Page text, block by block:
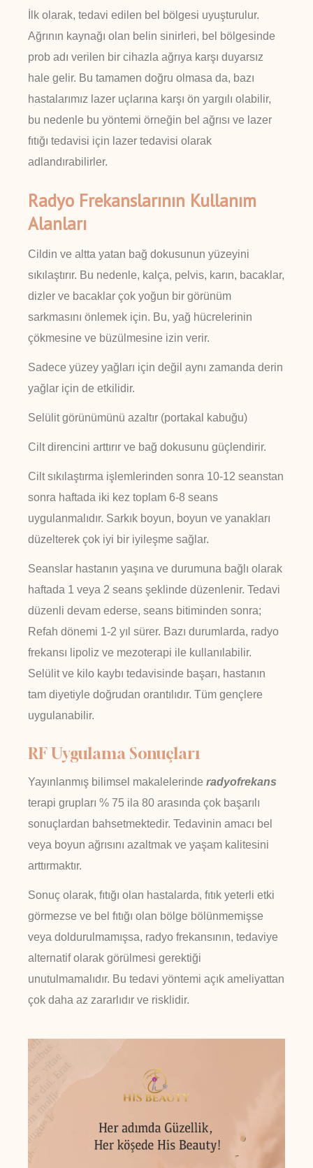
İlk olarak, tedavi edilen bel bölgesi uyuşturulur.
Ağrının kaynağı olan belin sinirleri, bel bölgesinde
prob adı verilen bir cihazla ağrıya karşı duyarsız
hale gelir. Bu tamamen doğru olmasa da, bazı
hastalarımız lazer uçlarına karşı ön yargılı olabilir,
bu nedenle bu yöntemi örneğin bel ağrısı ve lazer
fıtığı tedavisi için lazer tedavisi olarak
adlandırabilirler.
Radyo Frekanslarının Kullanım
Alanları
Cildin ve altta yatan bağ dokusunun yüzeyini
sıkılaştırır. Bu nedenle, kalça, pelvis, karın, bacaklar,
dizler ve bacaklar çok yoğun bir görünüm
sarkmasını önlemek için. Bu, yağ hücrelerinin
çökmesine ve büzülmesine izin verir.
Sadece yüzey yağları için değil aynı zamanda derin
yağlar için de etkilidir.
Selülit görünümünü azaltır (portakal kabuğu)
Cilt direncini arttırır ve bağ dokusunu güçlendirir.
Cilt sıkılaştırma işlemlerinden sonra 10-12 seanstan
sonra haftada iki kez toplam 6-8 seans
uygulanmalıdır. Sarkık boyun, boyun ve yanakları
düzelterek çok iyi bir iyileşme sağlar.
Seanslar hastanın yaşına ve durumuna bağlı olarak
haftada 1 veya 2 seans şeklinde düzenlenir. Tedavi
düzenli devam ederse, seans bitiminden sonra;
Refah dönemi 1-2 yıl sürer. Bazı durumlarda, radyo
frekansı lipoliz ve mezoterapi ile kullanılabilir.
Selülit ve kilo kaybı tedavisinde başarı, hastanın
tam diyetiyle doğrudan orantılıdır. Tüm gençlere
uygulanabilir.
RF Uygulama Sonuçları
Yayınlanmış bilimsel makalelerinde radyofrekans
terapi grupları % 75 ila 80 arasında çok başarılı
sonuçlardan bahsetmektedir. Tedavinin amacı bel
veya boyun ağrısını azaltmak ve yaşam kalitesini
arttırmaktır.
Sonuç olarak, fıtığı olan hastalarda, fıtık yeterli etki
görmezse ve bel fıtığı olan bölge bölünmemişse
veya doldurulmamışsa, radyo frekansının, tedaviye
alternatif olarak görülmesi gerektiği
unutulmamalıdır. Bu tedavi yöntemi açık ameliyattan
çok daha az zararlıdır ve risklidir.